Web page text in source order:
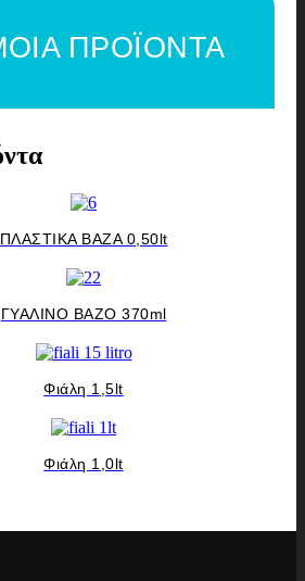
ΠΡΟΪΟΝΤΑ
ΠΛΑΣΤΙΚΑ ΒΑΖΑ 0,50lt
ΓΥΑΛΙΝΟ ΒΑΖΟ 370ml
Φιάλη 1,5lt
Φιάλη 1,0lt